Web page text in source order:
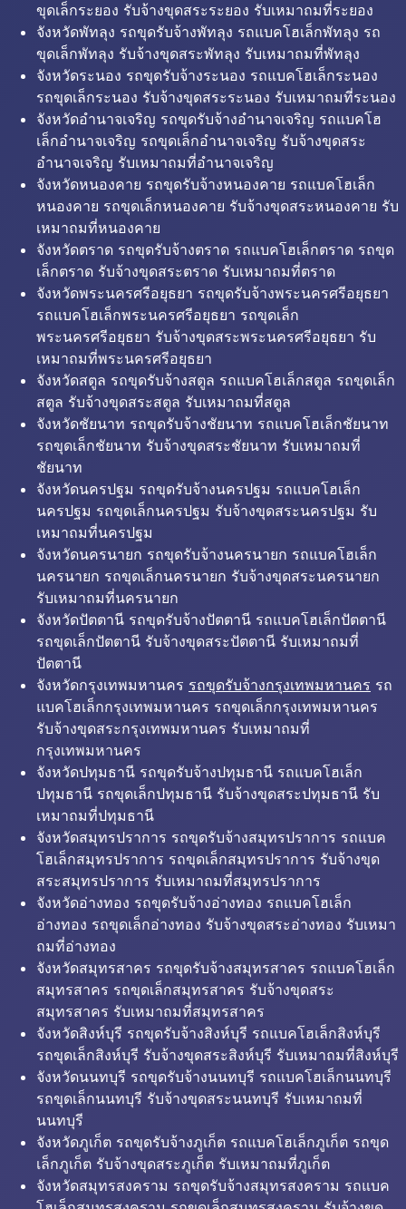
ขุดเล็กระยอง รับจ้างขุดสระระยอง รับเหมาถมที่ระยอง
จังหวัดพัทลุง รถขุดรับจ้างพัทลุง รถแบคโฮเล็กพัทลุง รถ
ขุดเล็กพัทลุง รับจ้างขุดสระพัทลุง รับเหมาถมที่พัทลุง
จังหวัดระนอง รถขุดรับจ้างระนอง รถแบคโฮเล็กระนอง
รถขุดเล็กระนอง รับจ้างขุดสระระนอง รับเหมาถมที่ระนอง
จังหวัดอำนาจเจริญ รถขุดรับจ้างอำนาจเจริญ รถแบคโฮ
เล็กอำนาจเจริญ รถขุดเล็กอำนาจเจริญ รับจ้างขุดสระ
อำนาจเจริญ รับเหมาถมที่อำนาจเจริญ
จังหวัดหนองคาย รถขุดรับจ้างหนองคาย รถแบคโฮเล็ก
หนองคาย รถขุดเล็กหนองคาย รับจ้างขุดสระหนองคาย รับ
เหมาถมที่หนองคาย
จังหวัดตราด รถขุดรับจ้างตราด รถแบคโฮเล็กตราด รถขุด
เล็กตราด รับจ้างขุดสระตราด รับเหมาถมที่ตราด
จังหวัดพระนครศรีอยุธยา รถขุดรับจ้างพระนครศรีอยุธยา
รถแบคโฮเล็กพระนครศรีอยุธยา รถขุดเล็ก
พระนครศรีอยุธยา รับจ้างขุดสระพระนครศรีอยุธยา รับ
เหมาถมที่พระนครศรีอยุธยา
จังหวัดสตูล รถขุดรับจ้างสตูล รถแบคโฮเล็กสตูล รถขุดเล็ก
สตูล รับจ้างขุดสระสตูล รับเหมาถมที่สตูล
จังหวัดชัยนาท รถขุดรับจ้างชัยนาท รถแบคโฮเล็กชัยนาท
รถขุดเล็กชัยนาท รับจ้างขุดสระชัยนาท รับเหมาถมที่
ชัยนาท
จังหวัดนครปฐม รถขุดรับจ้างนครปฐม รถแบคโฮเล็ก
นครปฐม รถขุดเล็กนครปฐม รับจ้างขุดสระนครปฐม รับ
เหมาถมที่นครปฐม
จังหวัดนครนายก รถขุดรับจ้างนครนายก รถแบคโฮเล็ก
นครนายก รถขุดเล็กนครนายก รับจ้างขุดสระนครนายก
รับเหมาถมที่นครนายก
จังหวัดปัตตานี รถขุดรับจ้างปัตตานี รถแบคโฮเล็กปัตตานี
รถขุดเล็กปัตตานี รับจ้างขุดสระปัตตานี รับเหมาถมที่
ปัตตานี
จังหวัดกรุงเทพมหานคร รถขุดรับจ้างกรุงเทพมหานคร รถ
แบคโฮเล็กกรุงเทพมหานคร รถขุดเล็กกรุงเทพมหานคร
รับจ้างขุดสระกรุงเทพมหานคร รับเหมาถมที่
กรุงเทพมหานคร
จังหวัดปทุมธานี รถขุดรับจ้างปทุมธานี รถแบคโฮเล็ก
ปทุมธานี รถขุดเล็กปทุมธานี รับจ้างขุดสระปทุมธานี รับ
เหมาถมที่ปทุมธานี
จังหวัดสมุทรปราการ รถขุดรับจ้างสมุทรปราการ รถแบค
โฮเล็กสมุทรปราการ รถขุดเล็กสมุทรปราการ รับจ้างขุด
สระสมุทรปราการ รับเหมาถมที่สมุทรปราการ
จังหวัดอ่างทอง รถขุดรับจ้างอ่างทอง รถแบคโฮเล็ก
อ่างทอง รถขุดเล็กอ่างทอง รับจ้างขุดสระอ่างทอง รับเหมา
ถมที่อ่างทอง
จังหวัดสมุทรสาคร รถขุดรับจ้างสมุทรสาคร รถแบคโฮเล็ก
สมุทรสาคร รถขุดเล็กสมุทรสาคร รับจ้างขุดสระ
สมุทรสาคร รับเหมาถมที่สมุทรสาคร
จังหวัดสิงห์บุรี รถขุดรับจ้างสิงห์บุรี รถแบคโฮเล็กสิงห์บุรี
รถขุดเล็กสิงห์บุรี รับจ้างขุดสระสิงห์บุรี รับเหมาถมที่สิงห์บุรี
จังหวัดนนทบุรี รถขุดรับจ้างนนทบุรี รถแบคโฮเล็กนนทบุรี
รถขุดเล็กนนทบุรี รับจ้างขุดสระนนทบุรี รับเหมาถมที่
นนทบุรี
จังหวัดภูเก็ต รถขุดรับจ้างภูเก็ต รถแบคโฮเล็กภูเก็ต รถขุด
เล็กภูเก็ต รับจ้างขุดสระภูเก็ต รับเหมาถมที่ภูเก็ต
จังหวัดสมุทรสงคราม รถขุดรับจ้างสมุทรสงคราม รถแบค